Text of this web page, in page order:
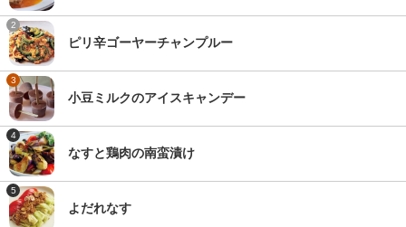
2
ピリ辛ゴーヤーチャンプルー
3
小豆ミルクのアイスキャンデー
4
なすと鶏肉の南蛮漬け
5
よだれなす